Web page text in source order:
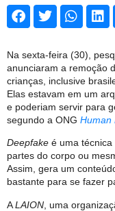
Na sexta-feira (30),
anunciaram a remoção
crianças, inclusive
Elas estavam em um
e poderiam servir para
segundo a ONG Human
Deepfake é uma
partes do corpo ou
Assim, gera um
bastante para se fazer
ALAION , uma